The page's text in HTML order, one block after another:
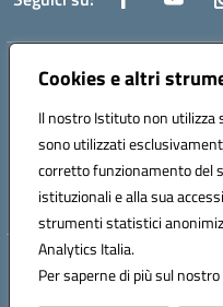
Cookies e altri
Il nostro Istituto non
sono utilizzati
corretto funzionamento del
istituzionali e alla sua
strumenti statistici
Analytics Italia.
Per saperne di più sul
Indirizzo:Via Trieste, 43 –
Posta elettronica certificata
Codice fiscale: 86000610831
Codice meccanografico:
Hosting &
Concept &